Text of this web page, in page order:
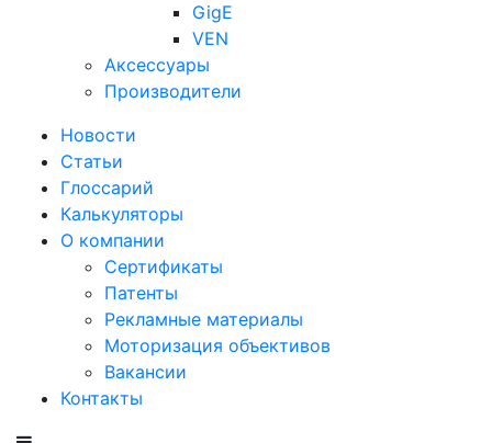
GigE
VEN
Аксессуары
Производители
Новости
Статьи
Глоссарий
Калькуляторы
О компании
Сертификаты
Патенты
Рекламные материалы
Моторизация объективов
Вакансии
Контакты